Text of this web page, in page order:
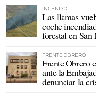
INCENDIO
Las llamas
coche
forestal en
FRENTE OBRERO
Frente Obrero
ante la
denunciar la